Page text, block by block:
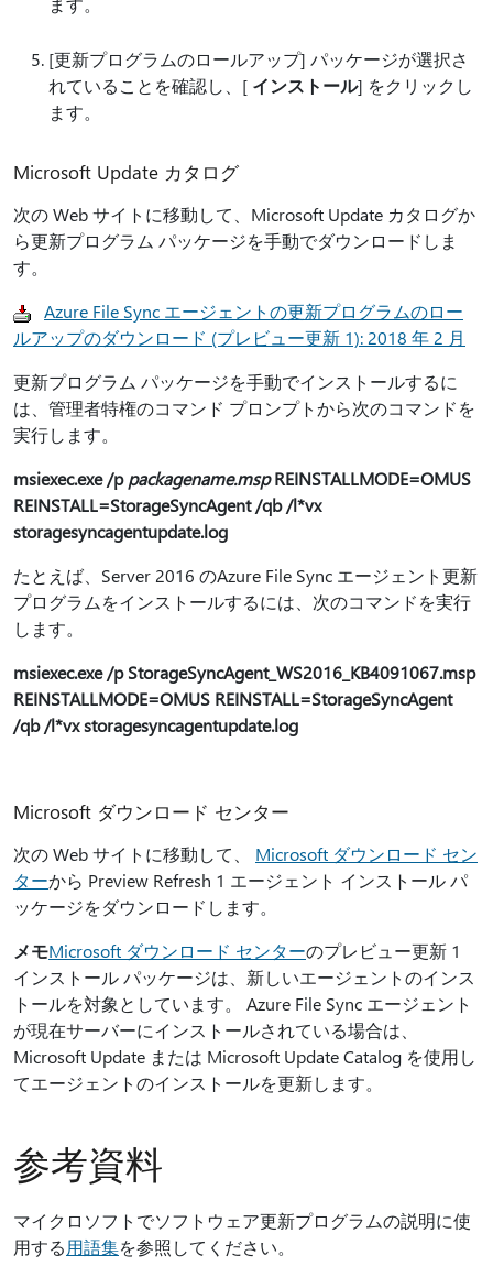
[更新プログラムのロールアップ] パッケージが選択さ
れていることを確認し、[ インストール] をクリックし
ます。
Microsoft Update カタログ
次の Web サイトに移動して、Microsoft Update カタログか
ら更新プログラム パッケージを手動でダウンロードしま
す。
Azure File Sync エージェントの更新プログラムのロー
ルアップのダウンロード (プレビュー更新 1): 2018 年 2 月
更新プログラム パッケージを手動でインストールするに
は、管理者特権のコマンド プロンプトから次のコマンドを
実行します。
msiexec.exe /ppackagename.mspREINSTALLMODE=OMUS
REINSTALL=StorageSyncAgent /qb /l*vx
storagesyncagentupdate.log
たとえば、Server 2016 のAzure File Sync エージェント更新
プログラムをインストールするには、次のコマンドを実行
します。
msiexec.exe /p StorageSyncAgent_WS2016_KB4091067.msp
REINSTALLMODE=OMUS REINSTALL=StorageSyncAgent
/qb /l*vx storagesyncagentupdate.log
Microsoft ダウンロード センター
次の Web サイトに移動して、 Microsoft ダウンロード セン
ターから Preview Refresh 1 エージェント インストール パ
ッケージをダウンロードします。
メモMicrosoft ダウンロード センターのプレビュー更新 1
インストール パッケージは、新しいエージェントのインス
トールを対象としています。 Azure File Sync エージェント
が現在サーバーにインストールされている場合は、
Microsoft Update または Microsoft Update Catalog を使用し
てエージェントのインストールを更新します。
参考資料
マイクロソフトでソフトウェア更新プログラムの説明に使
用する用語集を参照してください。